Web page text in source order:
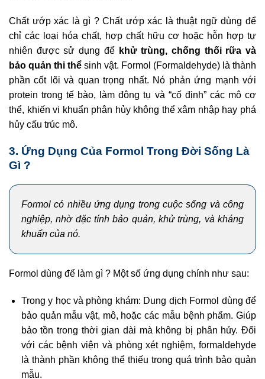
Chất ướp xác là gì ?Chất ướp xác là thuật ngữ dùng để
chỉ các loại hóa chất, hợp chất hữu cơ hoặc hỗn hợp tự
nhiên được sử dụng để khử trùng, chống thối rữa và
bảo quản thi thể sinh vật. Formol (Formaldehyde) là thành
phần cốt lõi và quan trọng nhất. Nó phản ứng mạnh với
protein trong tế bào, làm đông tụ và “cố định” các mô cơ
thể, khiến vi khuẩn phân hủy không thể xâm nhập hay phá
hủy cấu trúc mô.
3. Ứng Dụng Của Formol Trong Đời Sống Là
Gì ?
Formol có nhiều ứng dụng trong cuộc sống và công
nghiệp, nhờ đặc tính bảo quản, khử trùng, và kháng
khuẩn của nó.
Formol dùng để làm gì ? Một số ứng dụng chính như sau:
Trong y học và phòng khám: Dung dịch Formol dùng để
bảo quản mẫu vật, mô, hoặc các mẫu bệnh phẩm. Giúp
bảo tồn trong thời gian dài mà không bị phân hủy. Đối
với các bệnh viện và phòng xét nghiệm, formaldehyde
là thành phần không thể thiếu trong quá trình bảo quản
mẫu.